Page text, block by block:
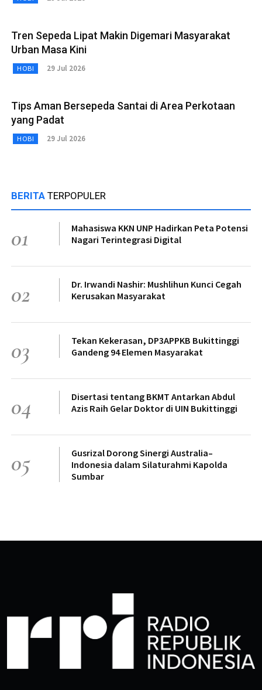
Tren Sepeda Lipat Makin Digemari Masyarakat
Urban Masa Kini
HOBI 29 Jul 2026
Tips Aman Bersepeda Santai di Area Perkotaan
yang Padat
HOBI 29 Jul 2026
BERITA TERPOPULER
01
Mahasiswa KKN UNP Hadirkan Peta Potensi
Nagari Terintegrasi Digital
02
Dr. Irwandi Nashir: Mushlihun Kunci Cegah
Kerusakan Masyarakat
03
Tekan Kekerasan, DP3APPKB Bukittinggi
Gandeng 94 Elemen Masyarakat
04
Disertasi tentang BKMT Antarkan Abdul
Azis Raih Gelar Doktor di UIN Bukittinggi
05
Gusrizal Dorong Sinergi Australia–
Indonesia dalam Silaturahmi Kapolda
Sumbar